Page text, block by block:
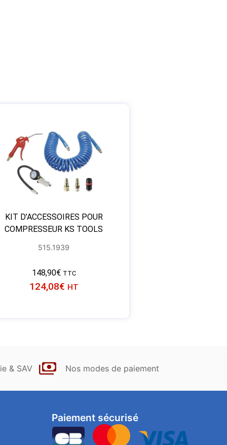
KIT D’ACCESSOIRES POUR
COMPRESSEUR KS TOOLS
515.1939
148,90€ TTC
124,08€ HT
& SAV Nos modes de paiement
Paiement sécurisé